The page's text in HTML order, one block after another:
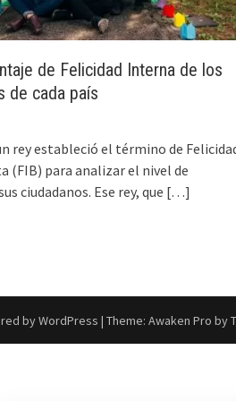
de Felicidad Interna de los
de cada país
rey estableció el término de
(FIB) para analizar el nivel de
ciudadanos. Ese rey, que […]
by WordPress | Theme: Awaken Pro by